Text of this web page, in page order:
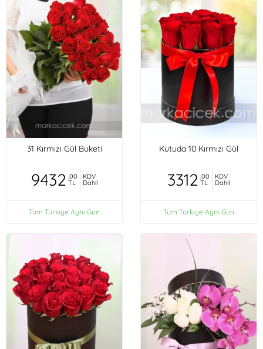
31 Kırmızı Gül Buketi
9432 ,00
TL
KDV
Dahil
Tüm Türkiye Aynı Gün
Kutuda 10 Kırmızı Gül
3312 ,00
TL
KDV
Dahil
Tüm Türkiye Aynı Gün